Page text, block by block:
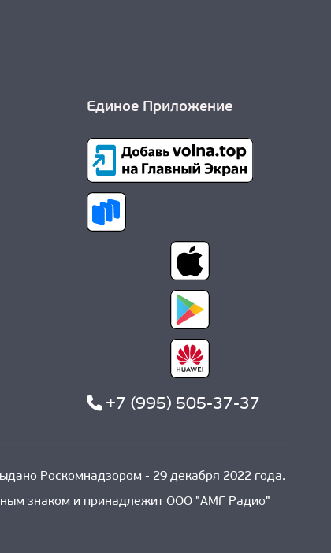
Единое Приложение
+7 (995) 505-37-37
Роскомнадзором - 29 декабря 2022 года.
знаком и принадлежит ООО "АМГ Радио"